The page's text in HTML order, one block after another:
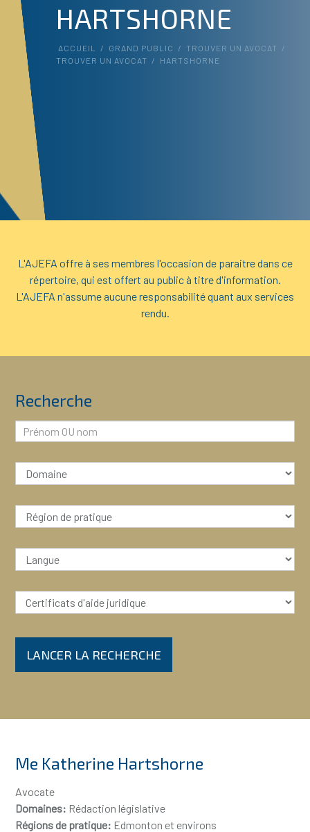
HARTSHORNE
ACCUEIL / GRAND PUBLIC / TROUVER UN AVOCAT
/
TROUVER UN AVOCAT / HARTSHORNE
L'AJEFA offre à ses membres l'occasion de paraitre dans ce
répertoire, qui est offert au public à titre d'information.
L'AJEFA n'assume aucune responsabilité quant aux services
rendu.
Recherche
LANCER LA RECHERCHE
Me Katherine Hartshorne
Avocate
Domaines: Rédaction législative
Régions de pratique: Edmonton et environs